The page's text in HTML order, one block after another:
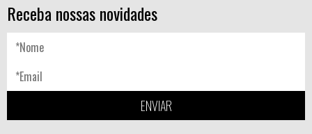
Receba nossas novidades
ENVIAR